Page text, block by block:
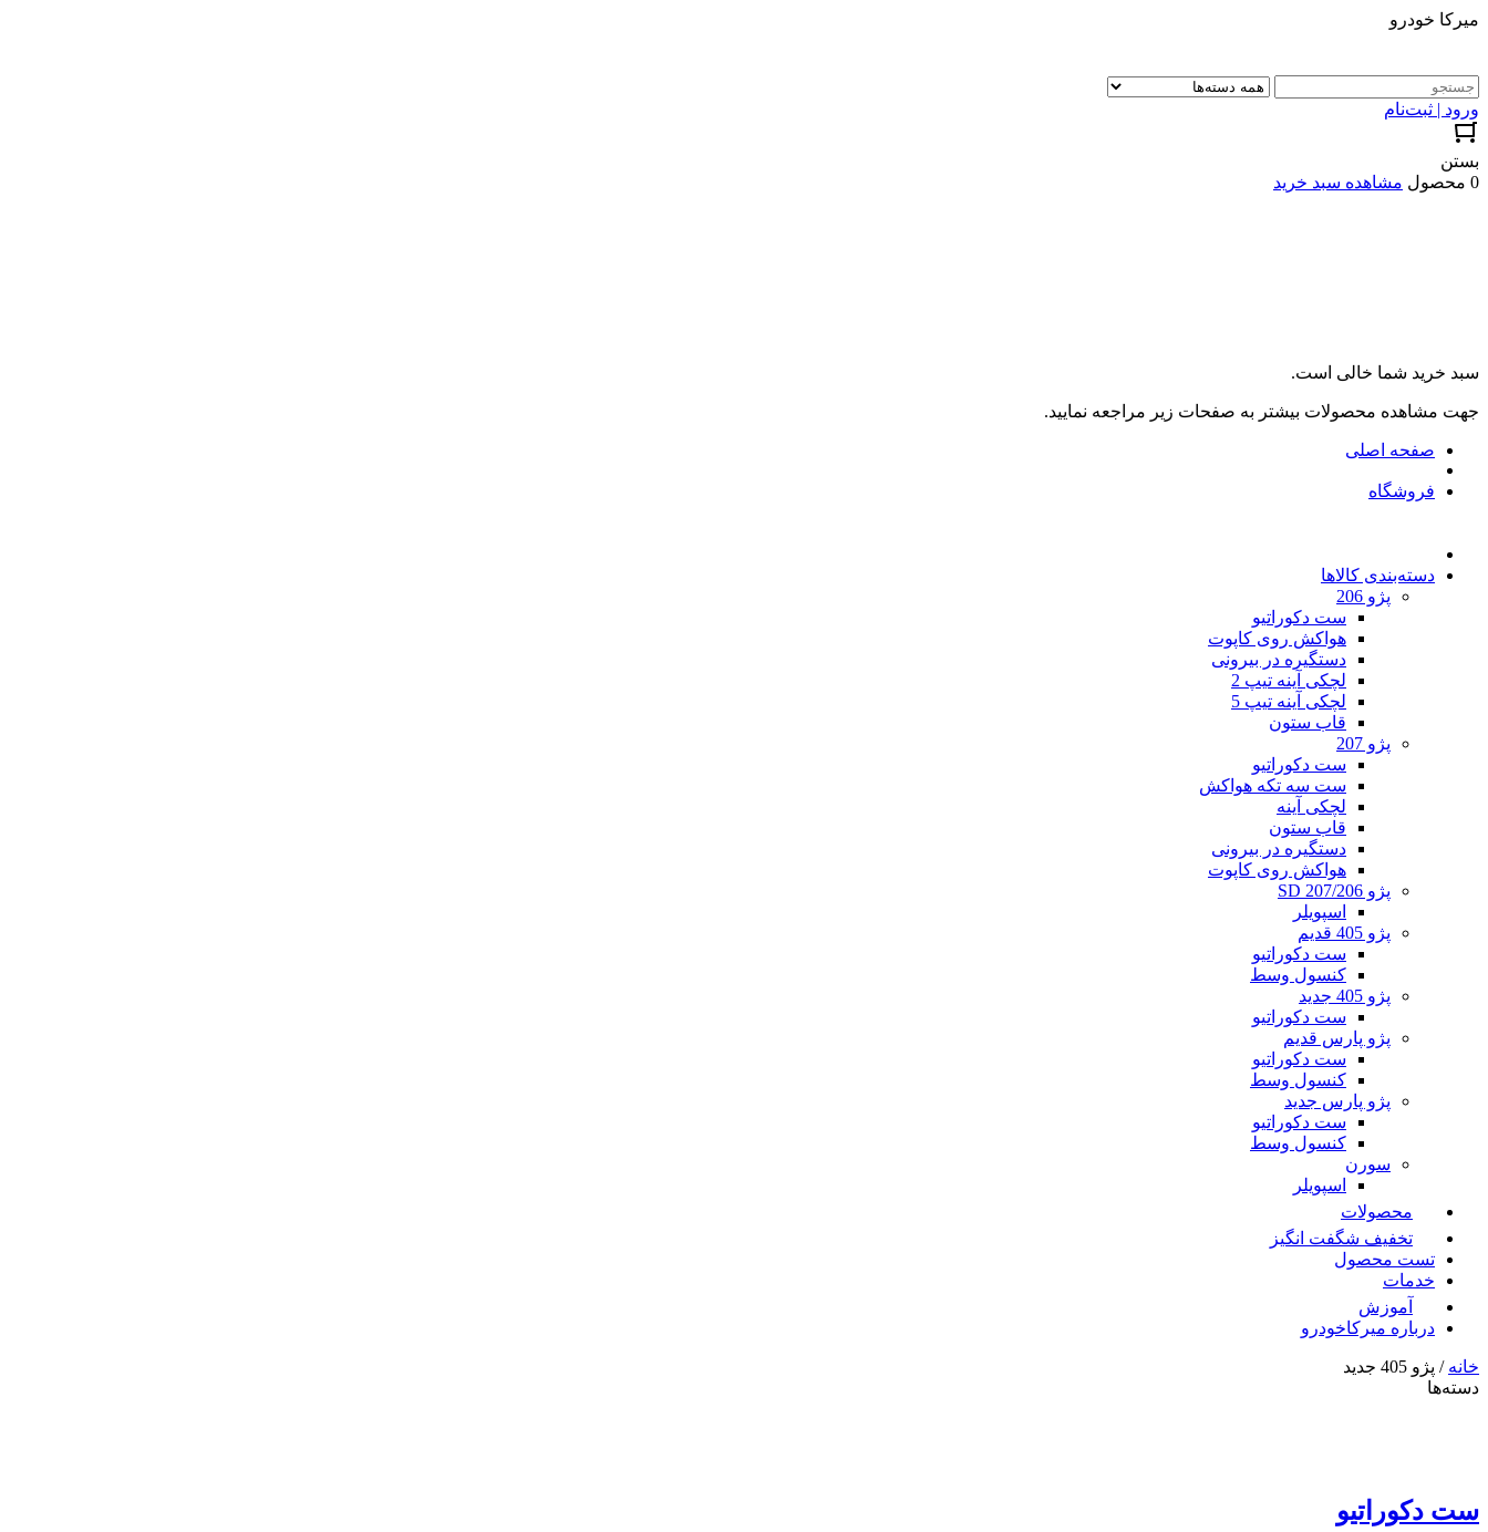
میرکا خودرو
ورود | ثبت‌نام
بستن
0 محصول
مشاهده سبد خرید
سبد خرید شما خالی است.
جهت مشاهده محصولات بیشتر به صفحات زیر مراجعه نمایید.
صفحه اصلی
فروشگاه
دسته‌بندی کالاها
پژو 206
ست دکوراتیو
هواکش روی کاپوت
دستگیره در بیرونی
لچکی آینه تیپ 2
لچکی آینه تیپ 5
قاب ستون
پژو 207
ست دکوراتیو
ست سه تکه هواکش
لچکی آینه
قاب ستون
دستگیره در بیرونی
هواکش روی کاپوت
پژو 207/206 SD
اسپویلر
پژو 405 قدیم
ست دکوراتیو
کنسول وسط
پژو 405 جدید
ست دکوراتیو
پژو پارس قدیم
ست دکوراتیو
کنسول وسط
پژو پارس جدید
ست دکوراتیو
کنسول وسط
سورن
اسپویلر
محصولات
تخفیف شگفت انگیز
تست محصول
خدمات
آموزش
درباره میرکاخودرو
خانه / پژو 405 جدید
دسته‌ها
ست دکوراتیو